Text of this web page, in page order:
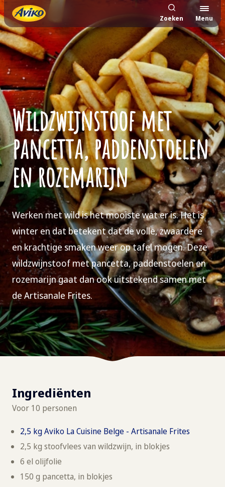
Zoeken Menu
Wildzwijnstoof met
pancetta, paddenstoelen
en rozemarijn
Werken met wild is het mooiste wat er is. Het is
winter en dat betekent dat de volle, zwaardere
en krachtige smaken weer op tafel mogen. Deze
wildzwijnstoof met pancetta, paddenstoelen en
rozemarijn gaat dan ook uitstekend samen met
de Artisanale Frites.
Ingrediënten
Voor 10 personen
2,5 kg Aviko La Cuisine Belge - Artisanale Frites
2,5 kg stoofvlees van wildzwijn, in blokjes
6 el olijfolie
150 g pancetta, in blokjes